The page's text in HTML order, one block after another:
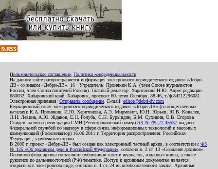
Пользовательское соглашение Политика конфиденциальности
На данном сайте распространяется информация электронного периодического издания «Дебри-
ДВ» со знаком «Дебри-ДВ». 16+ Учредитель: Пронякин К.А. (член Союза журналистов
России, член Союза писателей России). Главный редактор: Харитонова И.Ю. Адрес редакции:
680032, Хабаровский край, Хабаровск, проспект 60-летия Октября, 88-46, т./ф.84212296081.
Электронная приемная: Отправить сообщение . E-mail: editor@debri-dv.com
Редакционный совет электронного периодического издания «Дебри-ДВ» (на общественных
началах): К.А. Пронякин, И.Ю. Харитонова, А.Э. Мирмович, Ю.Н. Юрьев, Ю.В. Ковалев,
Л.Н. Левина, А.Ю. Жданов, Е.Н. Голубь, С.Н. Бурындин, Б.М. Сухинин, О.В. Егорова
Свидетельство о регистрации СМИ (Регистрационный номер) ЭЛ № ФС77-45537 выдано
Федеральной службой по надзору в сфере связи, информационных технологий и массовых
коммуникаций (Роскомнадзор) 16.06.2011 г. Территория распространения: Российская
Федерация, зарубежные страны.
В 2006 г. проект «Дебри-ДВ» был создан как электронный частный архив, в соответствии с ФЗ
№ 125 «Об архивном деле в Российской Федерации» , согласно п. 2 ст. 13 «Создание архивов».
Основной фонд архива составляют публикации газет и журналов, изданные книги, а также
рукописи по дальневосточной (РФ) тематике. Доступ к архивным документам является
открытым в электронном виде, согласно п. 1 ст. 24 вышеобозначенного закона. Архивные